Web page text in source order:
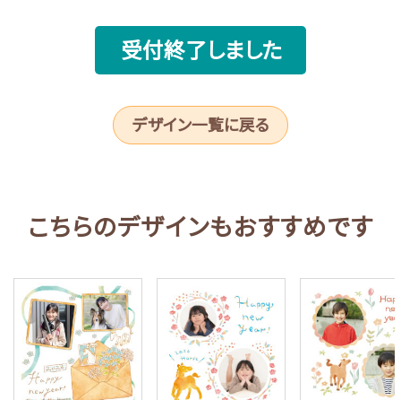
受付終了しました
デザイン一覧に戻る
こちらのデザインもおすすめです